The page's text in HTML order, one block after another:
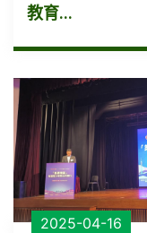
教育...
2025-04-16